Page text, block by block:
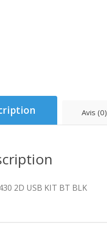
Avis (0)
2D USB KIT BT BLK